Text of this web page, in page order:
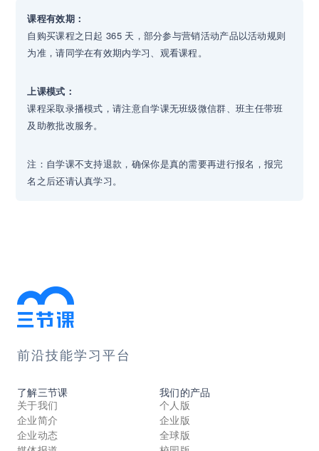
课程有效期：
自购买课程之日起 365 天，部分参与营销活动产品以活动规则
为准，请同学在有效期内学习、观看课程。
上课模式：
课程采取录播模式，请注意自学课无班级微信群、班主任带班
及助教批改服务。
注：自学课不支持退款，确保你是真的需要再进行报名，报完
名之后还请认真学习。
前沿技能学习平台
了解三节课
关于我们
企业简介
企业动态
我们的产品
个人版
企业版
全球版